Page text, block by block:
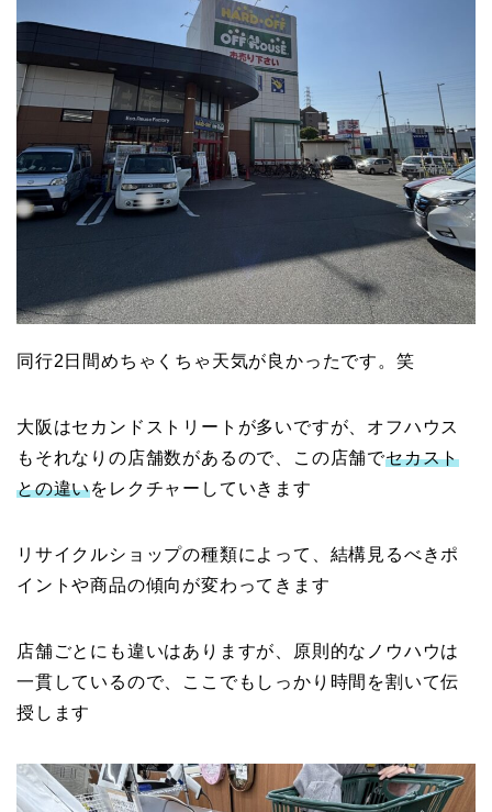
同行2日間めちゃくちゃ天気が良かったです。笑
大阪はセカンドストリートが多いですが、オフハウス
もそれなりの店舗数があるので、この店舗でセカスト
との違いをレクチャーしていきます
リサイクルショップの種類によって、結構見るべきポ
イントや商品の傾向が変わってきます
店舗ごとにも違いはありますが、原則的なノウハウは
一貫しているので、ここでもしっかり時間を割いて伝
授します